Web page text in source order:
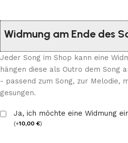
Widmung am Ende des
Jeder Song im Shop kann eine
hängen diese als Outro dem Song
- passend zum Song, zur Melodie,
gesungen.
Ja, ich möchte eine Widmung
(+10,00 €)